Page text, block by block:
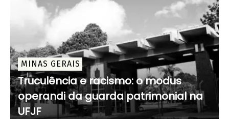
MINAS GERAIS
Truculência e racismo: o modus
operandi da guarda patrimonial na
UFJF